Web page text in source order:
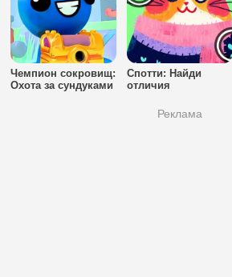
Чемпион сокровищ:
Охота за сундуками
Спотти: Найди
отличия
Реклама